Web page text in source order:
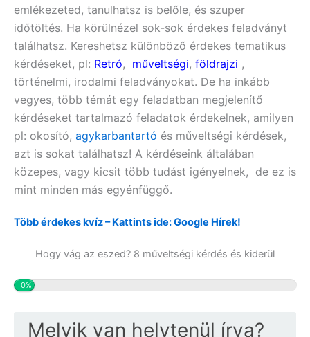
emlékezeted, tanulhatsz is belőle, és szuper
időtöltés. Ha körülnézel sok-sok érdekes feladványt
találhatsz. Kereshetsz különböző érdekes tematikus
kérdéseket, pl: Retró, műveltségi, földrajzi ,
történelmi, irodalmi feladványokat. De ha inkább
vegyes, több témát egy feladatban megjelenítő
kérdéseket tartalmazó feladatok érdekelnek, amilyen
pl: okosító, agykarbantartó és műveltségi kérdések,
azt is sokat találhatsz! A kérdéseink általában
közepes, vagy kicsit több tudást igényelnek, de ez is
mint minden más egyénfüggő.
Több érdekes kvíz – Kattints ide: Google Hírek!
Hogy vág az eszed? 8 műveltségi kérdés és kiderül
0%
Melyik van helytenül írva?